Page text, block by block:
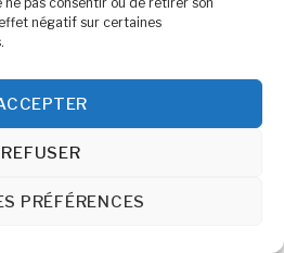
négatif sur certaines
REFUSER
PRÉFÉRENCES
1502026